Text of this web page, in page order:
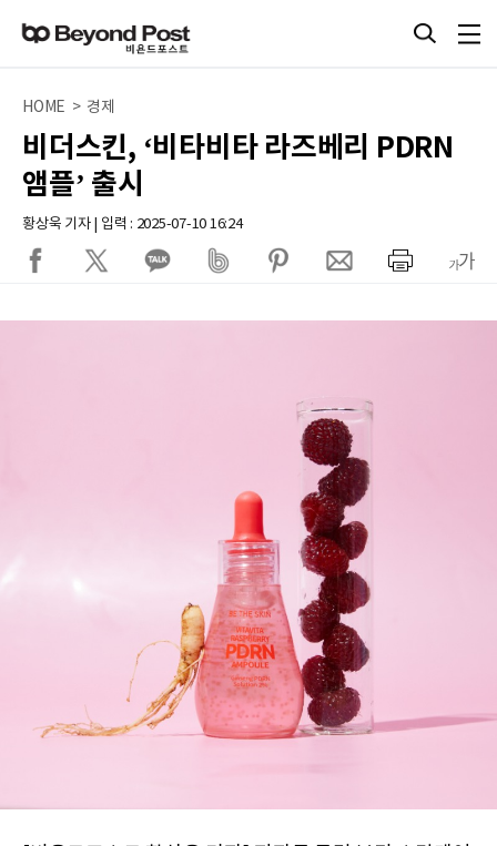
HOME > 경제
비더스킨, ‘비타비타 라즈베리 PDRN
앰플’ 출시
황상욱 기자 | 입력 : 2025-07-10 16:24